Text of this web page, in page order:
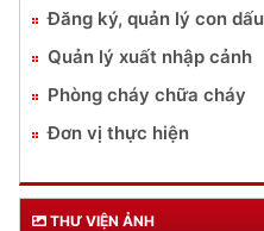
Đăng ký, quản lý con dấu
Quản lý xuất nhập cảnh
Phòng cháy chữa cháy
Đơn vị thực hiện
THƯ VIỆN ẢNH